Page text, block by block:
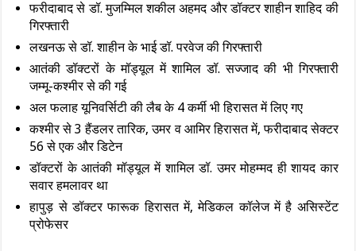
फरीदाबाद से डॉ. मुजम्मिल शकील अहमद और डॉक्टर शाहीन शाहिद की
गिरफ्तारी
लखनऊ से डॉ. शाहीन के भाई डॉ. परवेज की गिरफ्तारी
आतंकी डॉक्टरों के मॉड्यूल में शामिल डॉ. सज्जाद की भी गिरफ्तारी
जम्मू-कश्मीर से की गई
अल फलाह यूनिवर्सिटी की लैब के 4 कर्मी भी हिरासत में लिए गए
कश्मीर से 3 हैंडलर तारिक, उमर व आमिर हिरासत में, फरीदाबाद सेक्टर
56 से एक और डिटेन
डॉक्टरों के आतंकी मॉड्यूल में शामिल डॉ. उमर मोहम्मद ही शायद कार
सवार हमलावर था
हापुड़ से डॉक्टर फारूक हिरासत में, मेडिकल कॉलेज में है असिस्टेंट
प्रोफेसर